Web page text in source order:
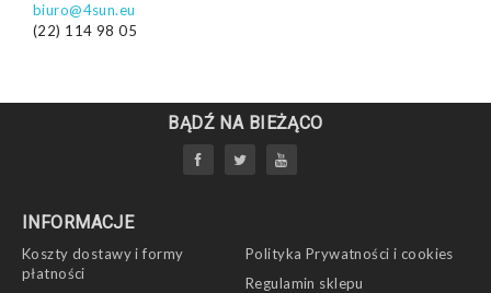
biuro@4sun.eu
(22) 114 98 05
BĄDŹ NA BIEŻĄCO
INFORMACJE
Koszty dostawy i formy
płatności
Polityka Prywatności i cookies
Regulamin sklepu